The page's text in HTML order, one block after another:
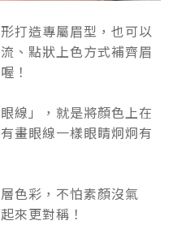
打造專屬眉型，也可以
、點狀上色方式補齊眉
！
線」，就是將顏色上在
畫眼線一樣眼睛炯炯有
色彩，不怕素顏沒氣
來更對稱！